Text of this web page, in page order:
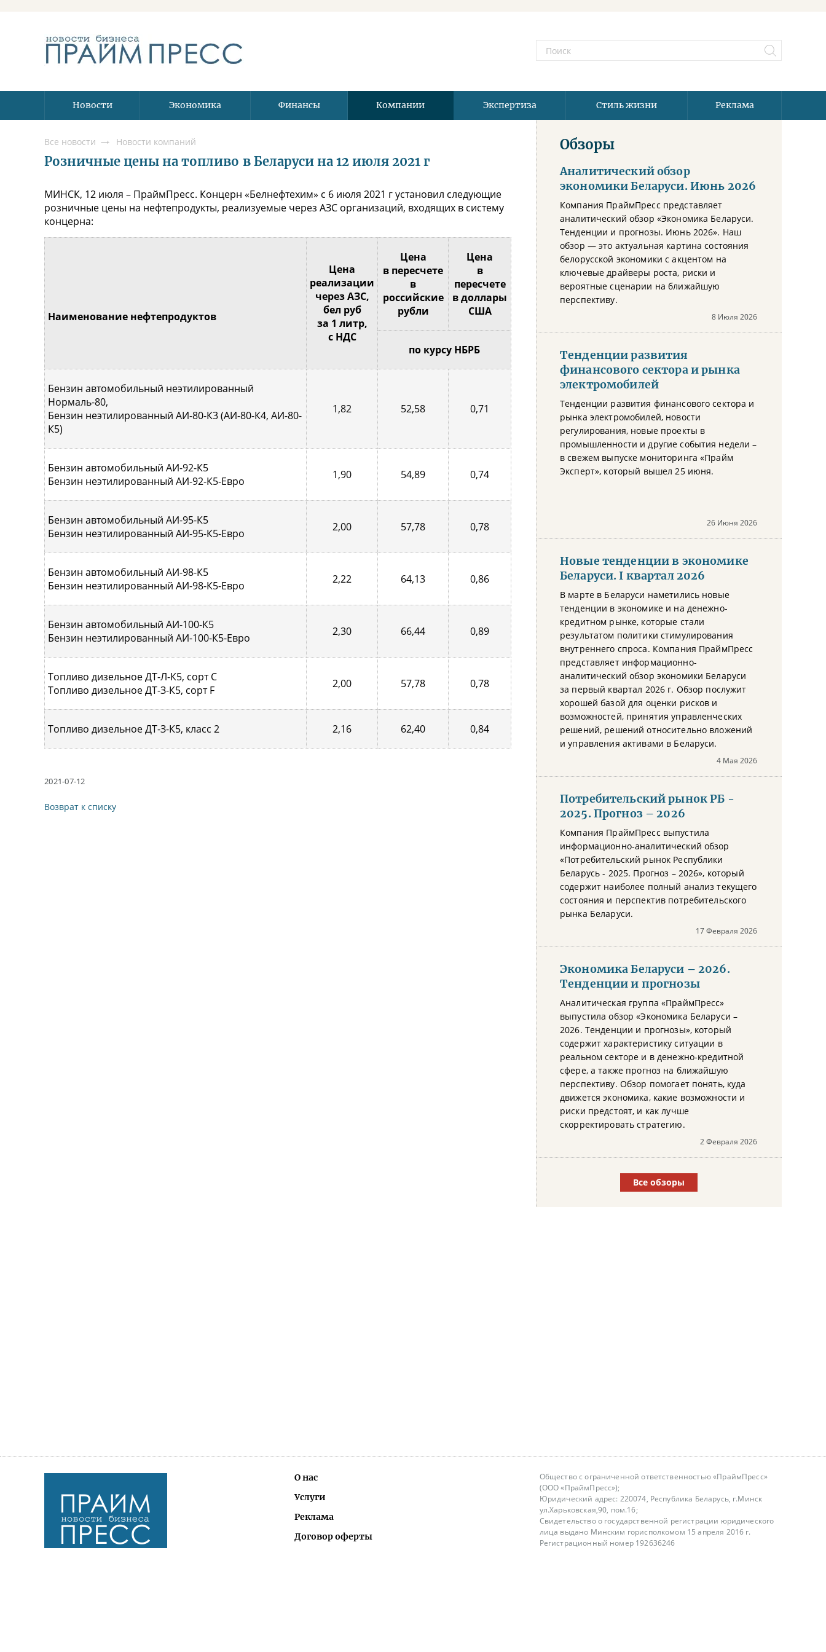
Новости Экономика Финансы Компании Экспертиза Стиль жизни Реклама
Все новости Новости компаний
Розничные цены на топливо в Беларуси на 12 июля 2021 г
МИНСК, 12 июля – ПраймПресс. Концерн «Белнефтехим» с 6 июля 2021 г установил следующие
розничные цены на нефтепродукты, реализуемые через АЗС организаций, входящих в систему
концерна:
Наименование нефтепродуктов
Цена
реализации
через АЗС,
бел руб
за 1 литр,
с НДС
Цена
в пересчете
в
российские
рубли
Цена
в
пересчете
в доллары
США
по курсу НБРБ
Бензин автомобильный неэтилированный
Нормаль-80,
Бензин неэтилированный АИ-80-К3 (АИ-80-К4, АИ-80-
К5)
1,82 52,58 0,71
Бензин автомобильный АИ-92-К5
Бензин неэтилированный АИ-92-К5-Евро
1,90 54,89 0,74
Бензин автомобильный АИ-95-К5
Бензин неэтилированный АИ-95-К5-Евро
2,00 57,78 0,78
Бензин автомобильный АИ-98-К5
Бензин неэтилированный АИ-98-К5-Евро
2,22 64,13 0,86
Бензин автомобильный АИ-100-К5
Бензин неэтилированный АИ-100-К5-Евро
2,30 66,44 0,89
Топливо дизельное ДТ-Л-К5, сорт С
Топливо дизельное ДТ-З-К5, сорт F
2,00 57,78 0,78
Топливо дизельное ДТ-З-К5, класс 2 2,16 62,40 0,84
2021-07-12
Возврат к списку
Обзоры
Аналитический обзор
экономики Беларуси. Июнь 2026
Компания ПраймПресс представляет
аналитический обзор «Экономика Беларуси.
Тенденции и прогнозы. Июнь 2026». Наш
обзор — это актуальная картина состояния
белорусской экономики с акцентом на
ключевые драйверы роста, риски и
вероятные сценарии на ближайшую
перспективу.
8 Июля 2026
Тенденции развития
финансового сектора и рынка
электромобилей
Тенденции развития финансового сектора и
рынка электромобилей, новости
регулирования, новые проекты в
промышленности и другие события недели –
в свежем выпуске мониторинга «Прайм
Эксперт», который вышел 25 июня.
26 Июня 2026
Новые тенденции в экономике
Беларуси. I квартал 2026
В марте в Беларуси наметились новые
тенденции в экономике и на денежно-
кредитном рынке, которые стали
результатом политики стимулирования
внутреннего спроса. Компания ПраймПресс
представляет информационно-
аналитический обзор экономики Беларуси
за первый квартал 2026 г. Обзор послужит
хорошей базой для оценки рисков и
возможностей, принятия управленческих
решений, решений относительно вложений
и управления активами в Беларуси.
4 Мая 2026
Потребительский рынок РБ -
2025. Прогноз – 2026
Компания ПраймПресс выпустила
информационно-аналитический обзор
«Потребительский рынок Республики
Беларусь - 2025. Прогноз – 2026», который
содержит наиболее полный анализ текущего
состояния и перспектив потребительского
рынка Беларуси.
17 Февраля 2026
Экономика Беларуси – 2026.
Тенденции и прогнозы
Аналитическая группа «ПраймПресс»
выпустила обзор «Экономика Беларуси –
2026. Тенденции и прогнозы», который
содержит характеристику ситуации в
реальном секторе и в денежно-кредитной
сфере, а также прогноз на ближайшую
перспективу. Обзор помогает понять, куда
движется экономика, какие возможности и
риски предстоят, и как лучше
скорректировать стратегию.
2 Февраля 2026
Все обзоры
О нас
Услуги
Реклама
Договор оферты
Общество с ограниченной ответственностью «ПраймПресс»
(ООО «ПраймПресс»);
Юридический адрес: 220074, Республика Беларусь, г.Минск
ул.Харьковская,90, пом.16;
Свидетельство о государственной регистрации юридического
лица выдано Минским горисполкомом 15 апреля 2016 г.
Регистрационный номер 192636246